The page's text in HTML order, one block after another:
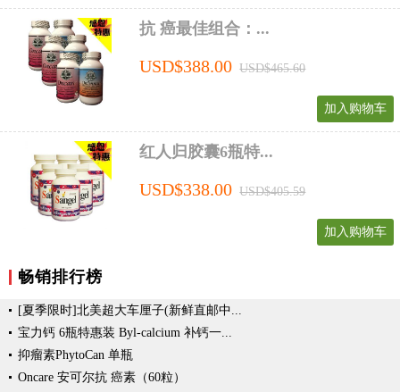
抗 癌最佳组合：...
USD$388.00 USD$465.60
加入购物车
红人归胶囊6瓶特...
USD$338.00 USD$405.59
加入购物车
畅销排行榜
[夏季限时]北美超大车厘子(新鲜直邮中...
宝力钙 6瓶特惠装 Byl-calcium 补钙一...
抑瘤素PhytoCan 单瓶
Oncare 安可尔抗 癌素（60粒）